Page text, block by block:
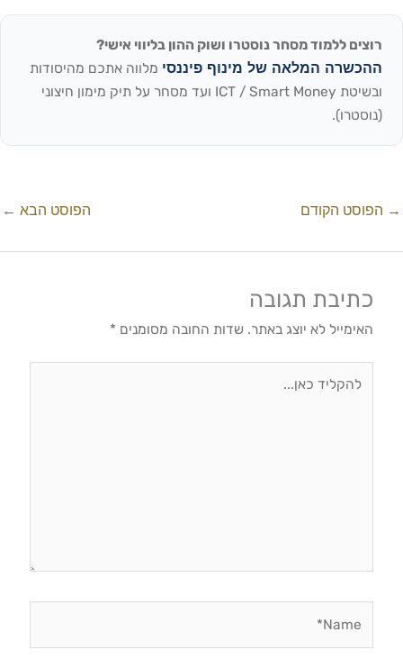
רוצים ללמוד מסחר נוסטרו ושוק ההון בליווי אישי?
ההכשרה המלאה של מינוף פיננסי מלווה אתכם מהיסודות
ובשיטת ICT / Smart Money ועד מסחר על תיק מימון חיצוני
(נוסטרו).
→ הפוסט הקודם הפוסט הבא ←
כתיבת תגובה
האימייל לא יוצג באתר. שדות החובה מסומנים *